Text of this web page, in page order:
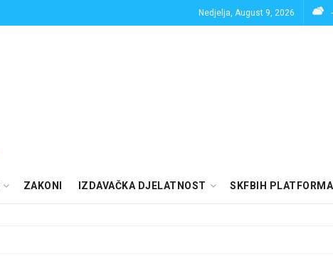
Nedjelja, August 9, 2026
ZAKONI IZDAVAČKA DJELATNOST SKFBIH PLATFORMA